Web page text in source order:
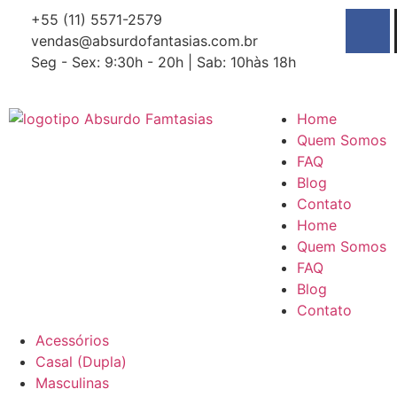
+55 (11) 5571-2579
vendas@absurdofantasias.com.br
Seg - Sex: 9:30h - 20h | Sab: 10hàs 18h
Home
Quem Somos
FAQ
Blog
Contato
Home
Quem Somos
FAQ
Blog
Contato
Acessórios
Casal (Dupla)
Masculinas